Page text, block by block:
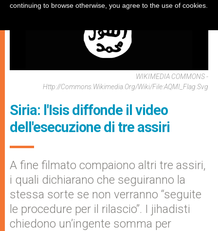
WIKIMEDIA COMMONS -
Http://commons.wikimedia.org/wiki/File:AQMI_Flag.svg
Siria: l'Isis diffonde il video
dell'esecuzione di tre assiri
A fine filmato compaiono altri tre assiri,
i quali dichiarano che seguiranno la
stessa sorte se non verranno “seguite
le procedure per il rilascio”. I jihadisti
chiedono un’ingente somma per
continuing to browse otherwise, you agree to the use of cookies.